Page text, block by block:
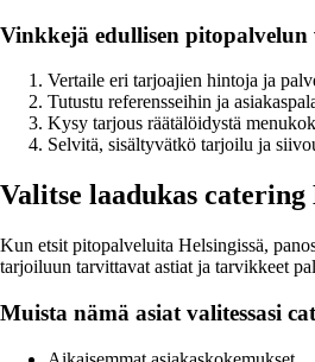
Vinkkejä edullisen
Vertaile eri tarjoajien hintoja ja
Tutustu referensseihin ja
Kysy tarjous räätälöidystä
Selvitä, sisältyvätkö tarjoilu ja
Valitse laadukas
Kun etsit pitopalveluita Helsingissä,
tarjoiluun tarvittavat astiat ja tarvikkeet
Muista nämä asiat valitessasi